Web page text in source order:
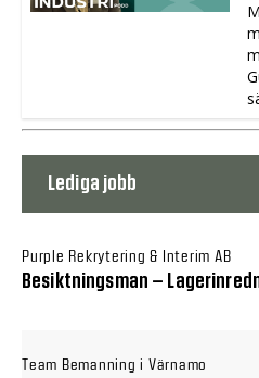
Lediga jobb
Purple Rekrytering & Interim AB
Besiktningsman –
Team Bemanning i Värnamo